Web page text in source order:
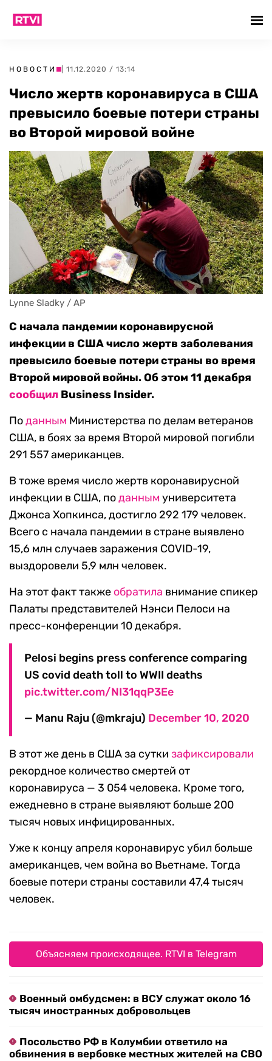
НОВОСТИ | 11.12.2020 / 13:14
Число жертв коронавируса в США
превысило боевые потери страны
во Второй мировой войне
Lynne Sladky / AP
С начала пандемии коронавирусной
инфекции в США число жертв заболевания
превысило боевые потери страны во время
Второй мировой войны. Об этом 11 декабря
сообщил Business Insider.
Поданным Министерства по делам ветеранов
США, в боях за время Второй мировой погибли
291 557 американцев.
В тоже время число жертв коронавирусной
инфекции в США, поданным университета
Джонса Хопкинса, достигло 292 179 человек.
Всего с начала пандемии в стране выявлено
15,6 млн случаев заражения COVID-19,
выздоровели 5,9 млн человек.
На этот факт также обратила внимание спикер
Палаты представителей Нэнси Пелоси на
пресс-конференции 10 декабря.
Pelosi begins press conference comparing
US covid death toll to WWII deaths
pic.twitter.com/NI31qqP3Ee
— Manu Raju (@mkraju) December 10, 2020
В этот же день в США за сутки зафиксировали
рекордное количество смертей от
коронавируса — 3 054 человека. Кроме того,
ежедневно в стране выявляют больше 200
тысяч новых инфицированных.
Уже к концу апреля коронавирус убил больше
американцев, чем война во Вьетнаме. Тогда
боевые потери страны составили 47,4 тысяч
человек.
Объясняем происходящее. RTVI в Telegram
Военный омбудсмен: в ВСУ служат около 16
тысяч иностранных добровольцев
Посольство РФ в Колумбии ответило на
обвинения в вербовке местных жителей на СВО